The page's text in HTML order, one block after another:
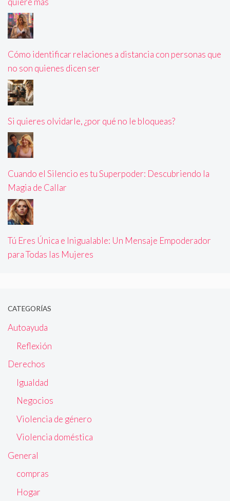
Cómo identificar relaciones a distancia con personas que
no son quienes dicen ser
Si quieres olvidarle, ¿por qué no le bloqueas?
Cuando el Silencio es tu Superpoder: Descubriendo la
Magia de Callar
Tú Eres Única e Inigualable: Un Mensaje Empoderador
para Todas las Mujeres
CATEGORÍAS
Autoayuda
Reflexión
Derechos
Igualdad
Negocios
Violencia de género
Violencia doméstica
General
compras
Hogar